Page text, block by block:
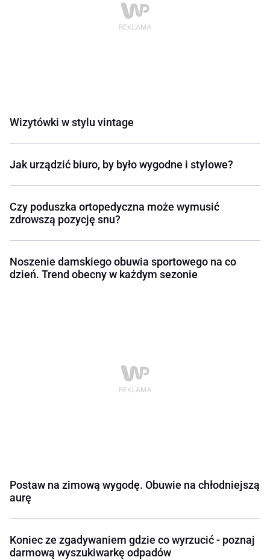
Wizytówki w stylu vintage
Jak urządzić biuro, by było wygodne i stylowe?
Czy poduszka ortopedyczna może wymusić
zdrowszą pozycję snu?
Noszenie damskiego obuwia sportowego na co
dzień. Trend obecny w każdym sezonie
Postaw na zimową wygodę. Obuwie na chłodniejszą
aurę
Koniec ze zgadywaniem gdzie co wyrzucić - poznaj
darmową wyszukiwarkę odpadów